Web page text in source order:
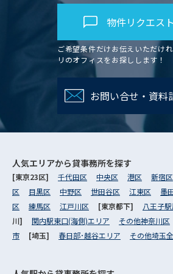
物件リクエスト
ご希望条件だけお伝えいただけ
リのオフィスをお探しします！
お問い合せ・資料
人気エリアから貸事務所を探す
[東京23区] 千代田区 中央区 港区 新宿区
区
目黒区 中野区 世田谷区 江東区 墨
区
練馬区 江戸川区 [東京都下] 八王子
川] 関内駅東口(海側)エリア その他神奈川区
市
[埼玉] 春日部･越谷エリア その他埼玉